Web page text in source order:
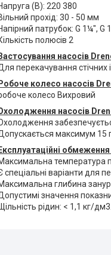
(В): 220 380
прохід: 30 - 50 мм
патрубок: G 1¼", G
полюсів 2
насосів
перекачування стічних
Робоче колесо насосів
колесо Вихровий
насосів
максимум 15
Експлуатаційні обмеження
температура
спеціальні варіанти для
глибина
значення
Щільність рідин: < 1,1 кг/дм3.